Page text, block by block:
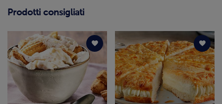
Prodotti consigliati